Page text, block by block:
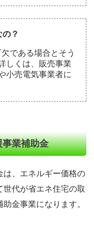
？
である場合とそう
しくは、販売事業
小売電気事業者に
業補助金
は、エネルギー価格の
代が省エネ住宅の取
金事業になります。